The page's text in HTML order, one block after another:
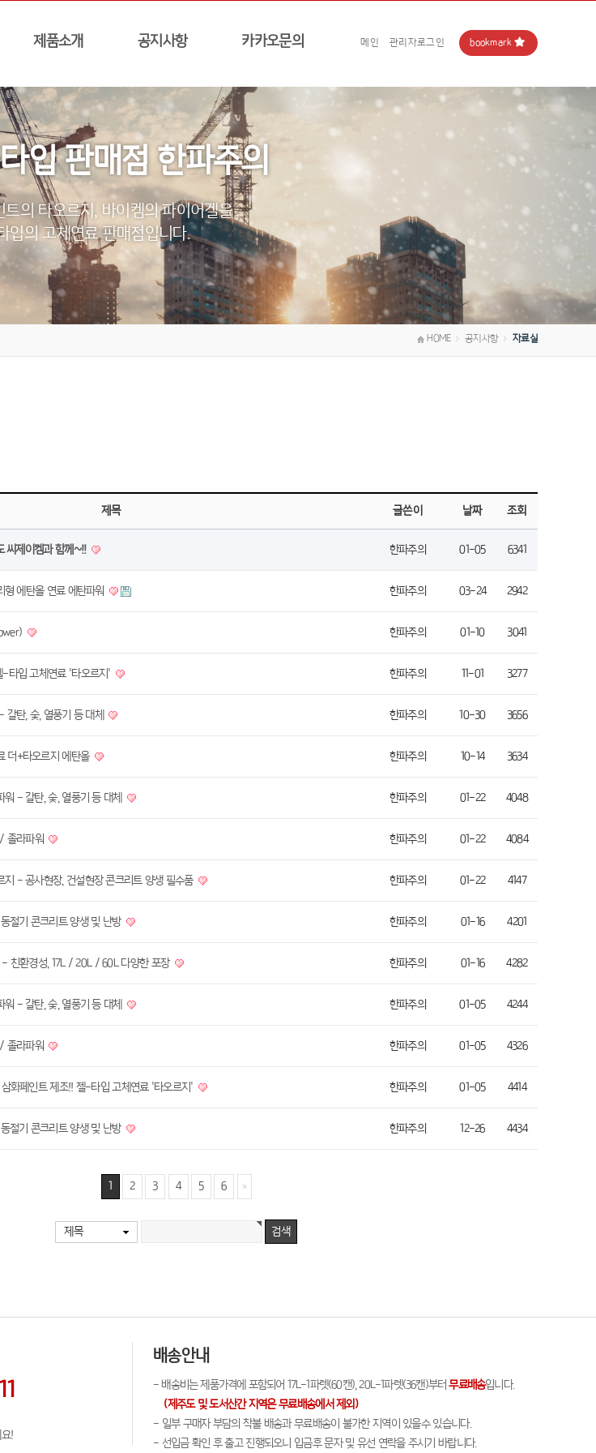
제품소개 공지사항 카카오문의 메인 관리자로그인 bookmark
입 판매점 한파주의
의 타오르지, 바이켐의 파이어겔을
입의 고체연료 판매점입니다.
HOME＞공지사항＞ 자료실
제목 글쓴이 날짜 조회
씨제이켐과 함께~!! 한파주의 01-05 6341
형 에탄올 연료 에탄파워 한파주의 03-24 2942
한파주의 01-10 3041
-타입 고체연료 '타오르지' 한파주의 11-01 3277
탄, 숯, 열풍기 등 대체 한파주의 10-30 3656
더+타오르지 에탄올 한파주의 10-14 3634
워 - 갈탄, 숯, 열풍기 등 대체 한파주의 01-22 4048
졸라파워 한파주의 01-22 4084
지 - 공사현장, 건설현장 콘크리트 양생 필수품 한파주의 01-22 4147
절기 콘크리트 양생 및 난방 한파주의 01-16 4201
친환경성, 17L / 20L / 60L 다양한 포장 한파주의 01-16 4282
워 - 갈탄, 숯, 열풍기 등 대체 한파주의 01-05 4244
졸라파워 한파주의 01-05 4326
화페인트 제조!! 젤-타입 고체연료 '타오르지' 한파주의 01-05 4414
절기 콘크리트 양생 및 난방 한파주의 12-26 4434
1 2 3 4 5 6
제목
!
배송안내
- 배송비는 제품가격에 포함되어 17L-1파렛(60캔), 20L-1파렛(36캔)부터무료배송입니다.
(제주도 및 도서산간 지역은 무료배송에서 제외)
- 일부 구매자 부담의 착불 배송과 무료배송이 불가한 지역이 있을수 있습니다.
- 선입금 확인 후 출고 진행되오니 입금후 문자 및 유선 연락을 주시기 바랍니다.